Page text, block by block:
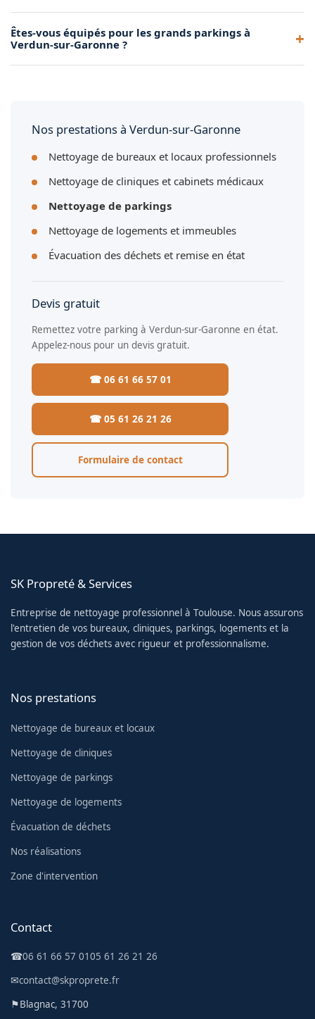
parties communes pour les copropriétés à Verdun-sur-
Êtes-vous équipés pour les grands parkings à
Verdun-sur-Garonne ?
Nos prestations à Verdun-sur-Garonne
Nettoyage de bureaux et locaux professionnels
Nettoyage de cliniques et cabinets médicaux
Nettoyage de parkings
Nettoyage de logements et immeubles
Évacuation des déchets et remise en état
Devis gratuit
Remettez votre parking à Verdun-sur-Garonne en état.
Appelez-nous pour un devis gratuit.
☎ 06 61 66 57 01
☎ 05 61 26 21 26
Formulaire de contact
SK Propreté & Services
Entreprise de nettoyage professionnel à Toulouse. Nous assurons
l'entretien de vos bureaux, cliniques, parkings, logements et la
gestion de vos déchets avec rigueur et professionnalisme.
Nos prestations
Nettoyage de bureaux et locaux
Nettoyage de cliniques
Nettoyage de parkings
Nettoyage de logements
Évacuation de déchets
Nos réalisations
Zone d'intervention
Contact
☎06 61 66 57 0105 61 26 21 26
✉contact@skproprete.fr
⚑Blagnac, 31700